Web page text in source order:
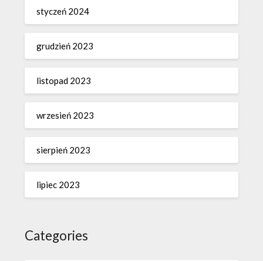
styczeń 2024
grudzień 2023
listopad 2023
wrzesień 2023
sierpień 2023
lipiec 2023
Categories